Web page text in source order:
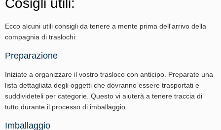
Cosigli utili:
Ecco alcuni utili consigli da tenere a mente prima dell'arrivo della
compagnia di traslochi:
Preparazione
Iniziate a organizzare il vostro trasloco con anticipo. Preparate una
lista dettagliata degli oggetti che dovranno essere trasportati e
suddivideteli per categorie. Questo vi aiuterà a tenere traccia di
tutto durante il processo di imballaggio.
Imballaggio